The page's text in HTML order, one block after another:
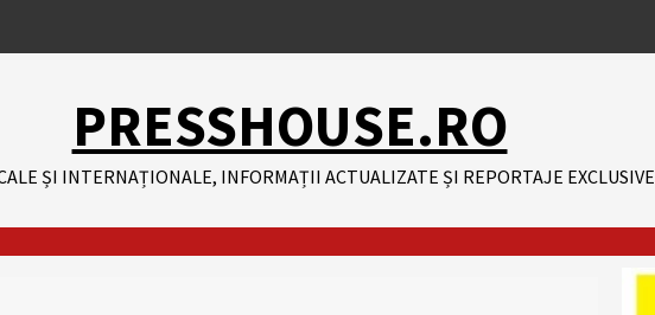
PRESSHOUSE.RO
ȘI INTERNAȚIONALE, INFORMAȚII ACTUALIZATE ȘI REPORTAJE EXCLUSIVE